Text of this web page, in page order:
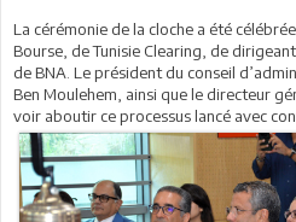
La cérémonie de la cloche a été
Bourse, de Tunisie Clearing, de
de BNA. Le président du conseil
Ben Moulehem, ainsi que le directeur
voir aboutir ce processus lancé avec